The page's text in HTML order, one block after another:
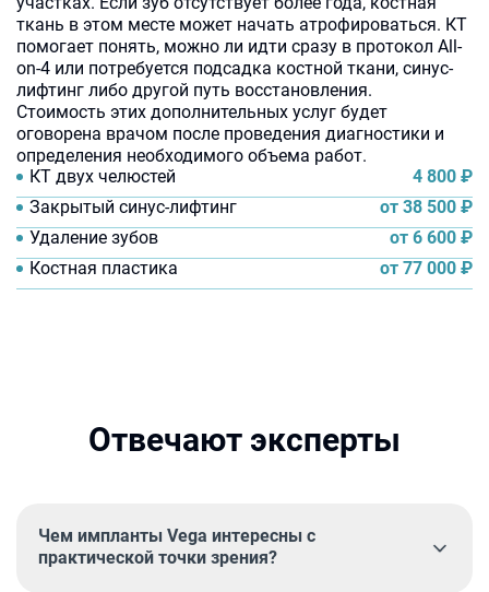
ткань в этом месте может начать атрофироваться. КТ
помогает понять, можно ли идти сразу в протокол All-
on-4 или потребуется подсадка костной ткани, синус-
лифтинг либо другой путь восстановления.
Стоимость этих дополнительных услуг будет
оговорена врачом после проведения диагностики и
определения необходимого объема работ.
КТ двух челюстей
4 800 ₽
Закрытый синус-лифтинг
от 38 500 ₽
Удаление зубов
от 6 600 ₽
Костная пластика
от 77 000 ₽
Отвечают эксперты
Чем импланты Vega интересны с
практической точки зрения?